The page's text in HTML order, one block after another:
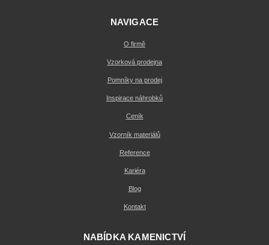
NAVIGACE
O firmě
Vzorková prodejna
Pomníky na prodej
Inspirace náhrobků
Ceník
Vzorník materiálů
Reference
Kariéra
Blog
Kontakt
NABÍDKA KAMENICTVÍ